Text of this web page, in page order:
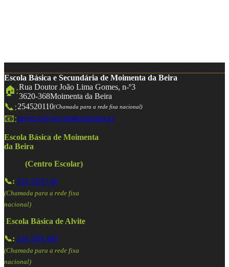
Escola Básica e Secundária de Moimenta da Beira
🏠:Rua Doutor João Lima Gomes, n-º3
3620-368Moimenta da Beira
📞:254520110(Chamada para a rede fixa nacional)
📧:servicos@escolasmoimenta.pt
Escola Básica de Moimenta
da Beira
(Centro Escolar)
📞: 254 520 150
(Chamada para a rede fixa
nacional)
Escola Básica de Alvite
📞: 254 586 409
(Chamada para a rede fixa
nacional)